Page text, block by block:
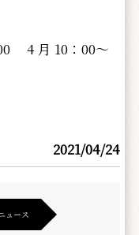
00 4 月 10：00～
2021/04/24
ュース